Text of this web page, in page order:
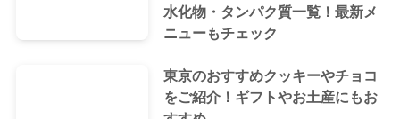
水化物・タンパク質一覧！最新メ
ニューもチェック
東京のおすすめクッキーやチョコ
をご紹介！ギフトやお土産にもお